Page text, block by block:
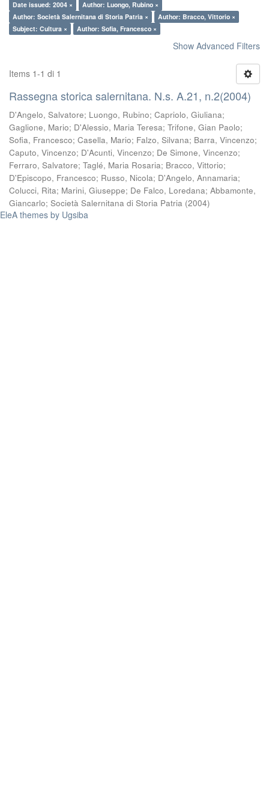
Date issued: 2004 ×
Author: Luongo, Rubino ×
Author: Società Salernitana di Storia Patria ×
Author: Bracco, Vittorio ×
Subject: Cultura ×
Author: Sofia, Francesco ×
Show Advanced Filters
Items 1-1 di 1
Rassegna storica salernitana. N.s. A.21, n.2(2004)
D'Angelo, Salvatore; Luongo, Rubino; Capriolo, Giuliana;
Gaglione, Mario; D'Alessio, Maria Teresa; Trifone, Gian Paolo;
Sofia, Francesco; Casella, Mario; Falzo, Silvana; Barra, Vincenzo;
Caputo, Vincenzo; D'Acunti, Vincenzo; De Simone, Vincenzo;
Ferraro, Salvatore; Taglé, Maria Rosaria; Bracco, Vittorio;
D'Episcopo, Francesco; Russo, Nicola; D'Angelo, Annamaria;
Colucci, Rita; Marini, Giuseppe; De Falco, Loredana; Abbamonte,
Giancarlo; Società Salernitana di Storia Patria (2004)
EleA themes by Ugsiba